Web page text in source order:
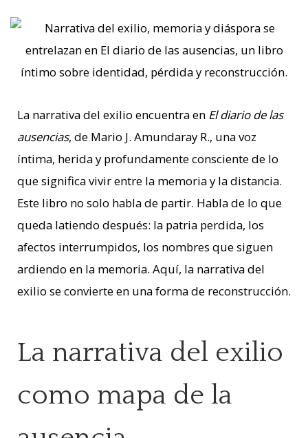
La narrativa del exilio encuentra en El diario de las
ausencias, de Mario J. Amundaray R., una voz
íntima, herida y profundamente consciente de lo
que significa vivir entre la memoria y la distancia.
Este libro no solo habla de partir. Habla de lo que
queda latiendo después: la patria perdida, los
afectos interrumpidos, los nombres que siguen
ardiendo en la memoria. Aquí, la narrativa del
exilio se convierte en una forma de reconstrucción.
La narrativa del exilio
como mapa de la